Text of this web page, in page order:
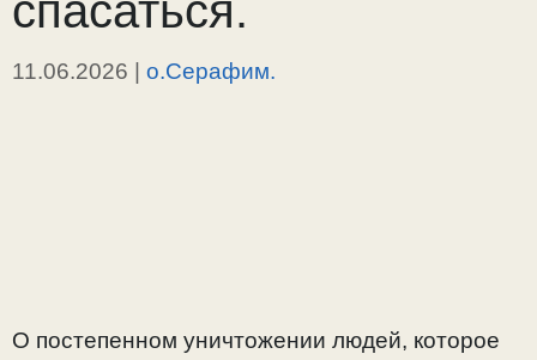
спасаться.
11.06.2026 | о.Серафим.
О постепенном уничтожении людей, которое